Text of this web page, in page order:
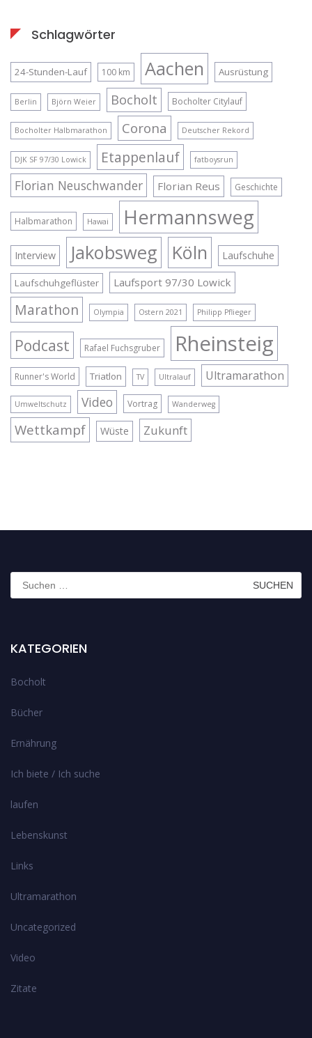
Schlagwörter
24-Stunden-Lauf 100 km Aachen Ausrüstung
Berlin Björn Weier Bocholt Bocholter Citylauf
Bocholter Halbmarathon Corona Deutscher Rekord
DJK SF 97/30 Lowick Etappenlauf fatboysrun
Florian Neuschwander Florian Reus Geschichte
Halbmarathon Hawai Hermannsweg
Interview Jakobsweg Köln Laufschuhe
Laufschuhgeflüster Laufsport 97/30 Lowick
Marathon Olympia Ostern 2021 Philipp Pflieger
Podcast Rafael Fuchsgruber Rheinsteig
Runner's World Triatlon TV Ultralauf Ultramarathon
Umweltschutz Video Vortrag Wanderweg
Wettkampf Wüste Zukunft
Suchen
nach:
KATEGORIEN
Bocholt
Bücher
Ernährung
Ich biete / Ich suche
laufen
Lebenskunst
Links
Ultramarathon
Uncategorized
Video
Zitate